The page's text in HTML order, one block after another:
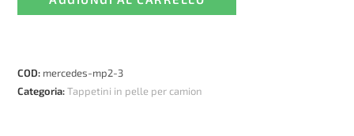
MP2-
MP3,
COD: mercedes-mp2-3
Categoria:Tappetini in pelle per camion